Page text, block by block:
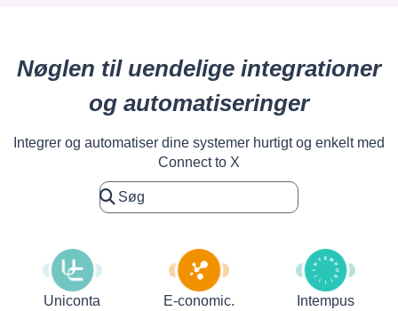
Nøglen til uendelige integrationer
og automatiseringer
Integrer og automatiser dine systemer hurtigt og enkelt med
Connect to X
Uniconta E-conomic. Intempus